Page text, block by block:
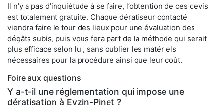
Il n’y a pas d’inquiétude à se faire, l’obtention de ces devis
est totalement gratuite. Chaque dératiseur contacté
viendra faire le tour des lieux pour une évaluation des
dégâts subis, puis vous fera part de la méthode qui serait
plus efficace selon lui, sans oublier les matériels
nécessaires pour la procédure ainsi que leur coût.
Foire aux questions
Y a-t-il une réglementation qui impose une
dératisation à Eyzin-Pinet ?